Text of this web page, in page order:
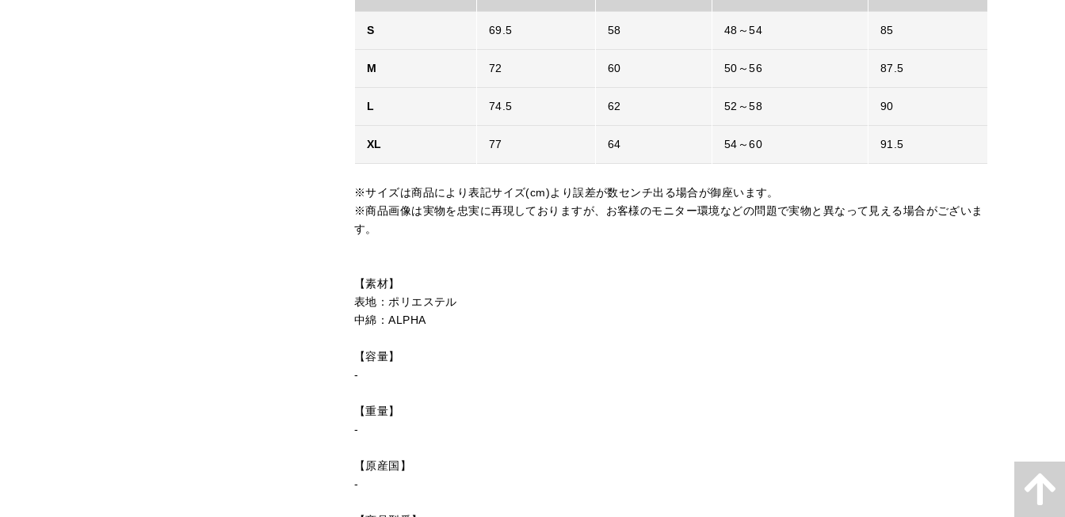
S 69.5 58 48～54 85
M 72 60 50～56 87.5
L 74.5 62 52～58 90
XL 77 64 54～60 91.5
※サイズは商品により表記サイズ(cm)より誤差が数センチ出る場合が御座います。
※商品画像は実物を忠実に再現しておりますが、お客様のモニター環境などの問題で実物と異なって見える場合がございま
す。
【素材】
表地：ポリエステル
中綿：ALPHA
【容量】
-
【重量】
-
【原産国】
-